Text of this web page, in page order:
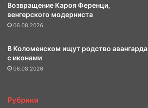
Возвращение Кароя Ференци,
венгерского модерниста
06.08.2026
В Коломенском ищут родство авангарда
с иконами
06.08.2026
Рубрики